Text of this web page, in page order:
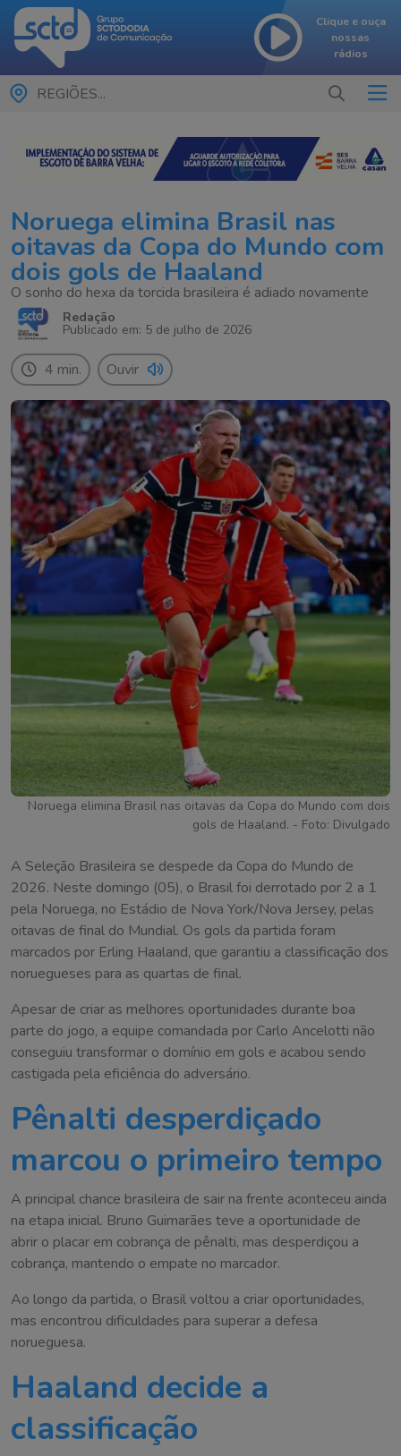
Clique e ouça
nossas
rádios
REGIÕES...
Noruega elimina Brasil nas
oitavas da Copa do Mundo com
dois gols de Haaland
O sonho do hexa da torcida brasileira é adiado novamente
Redação
Publicado em: 5 de julho de 2026
4 min. Ouvir
Noruega elimina Brasil nas oitavas da Copa do Mundo com dois
gols de Haaland. - Foto: Divulgado
A Seleção Brasileira se despede da Copa do Mundo de
2026. Neste domingo (05), o Brasil foi derrotado por 2 a 1
pela Noruega, no Estádio de Nova York/Nova Jersey, pelas
oitavas de final do Mundial. Os gols da partida foram
marcados por Erling Haaland, que garantiu a classificação dos
noruegueses para as quartas de final.
Apesar de criar as melhores oportunidades durante boa
parte do jogo, a equipe comandada por Carlo Ancelotti não
conseguiu transformar o domínio em gols e acabou sendo
castigada pela eficiência do adversário.
Pênalti desperdiçado
marcou o primeiro tempo
A principal chance brasileira de sair na frente aconteceu ainda
na etapa inicial. Bruno Guimarães teve a oportunidade de
abrir o placar em cobrança de pênalti, mas desperdiçou a
cobrança, mantendo o empate no marcador.
Ao longo da partida, o Brasil voltou a criar oportunidades,
mas encontrou dificuldades para superar a defesa
norueguesa.
Haaland decide a
classificação